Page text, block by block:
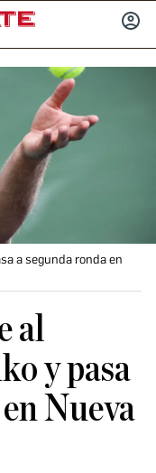
a segunda ronda en
al
y pasa
Nueva